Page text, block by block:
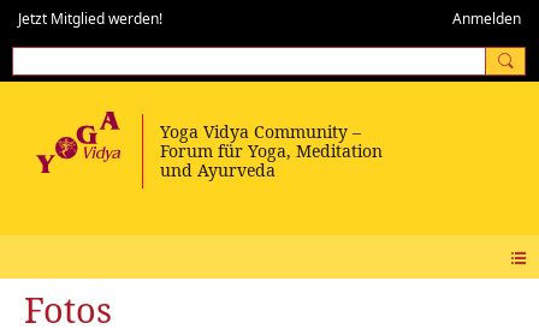
Jetzt Mitglied werden! Anmelden
Fotos